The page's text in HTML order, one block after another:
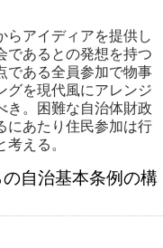
らアイディアを提供し
であるとの発想を持つ
である全員参加で物事
グを現代風にアレンジ
き。困難な自治体財政
にあたり住民参加は行
える。
自治基本条例の構